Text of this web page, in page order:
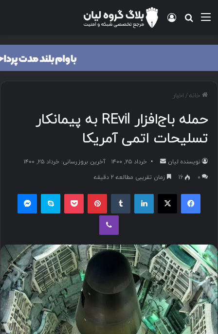
خانه/ اخبار
حمله باج‌افزار REvil به پیمانکار
تسلیحات اتمی آمریکا
نویسنده لیان خرداد ۲۵, ۱۴۰۰
آخرین بروزرسانی: خرداد ۲۵, ۱۴۰۰
۰
16 زمان تقریبی مطالعه 2 دقیقه